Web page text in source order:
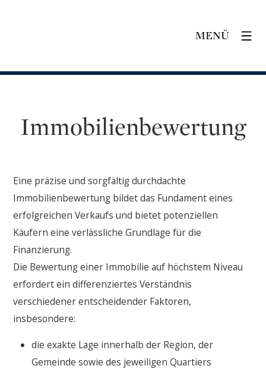
MENÜ
Immobilienbewertung
Eine präzise und sorgfältig durchdachte
Immobilienbewertung bildet das Fundament eines
erfolgreichen Verkaufs und bietet potenziellen
Käufern eine verlässliche Grundlage für die
Finanzierung.
Die Bewertung einer Immobilie auf höchstem Niveau
erfordert ein differenziertes Verständnis
verschiedener entscheidender Faktoren,
insbesondere:
die exakte Lage innerhalb der Region, der
Gemeinde sowie des jeweiligen Quartiers